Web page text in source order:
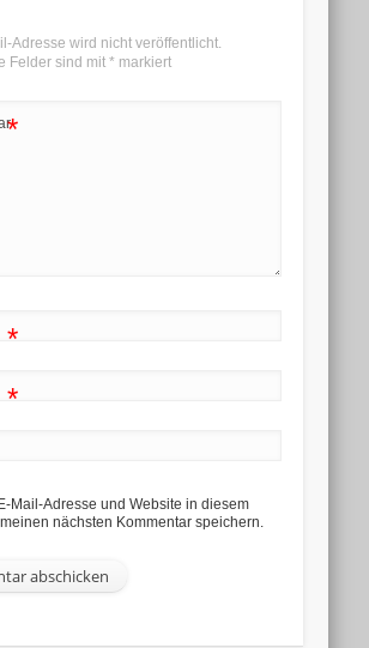
Adresse wird nicht veröffentlicht.
Felder sind mit *markiert
*
*
*
Mail-Adresse und Website in diesem
nächsten Kommentar speichern.